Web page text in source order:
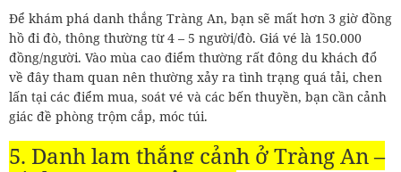
Để khám phá danh thắng Tràng An, bạn sẽ mất hơn 3 giờ đồng
hồ đi đò, thông thường từ 4 – 5 người/đò. Giá vé là 150.000
đồng/người. Vào mùa cao điểm thường rất đông du khách đổ
về đây tham quan nên thường xảy ra tình trạng quá tải, chen
lấn tại các điểm mua, soát vé và các bến thuyền, bạn cần cảnh
giác đề phòng trộm cắp, móc túi.
5. Danh lam thắng cảnh ở Tràng An –